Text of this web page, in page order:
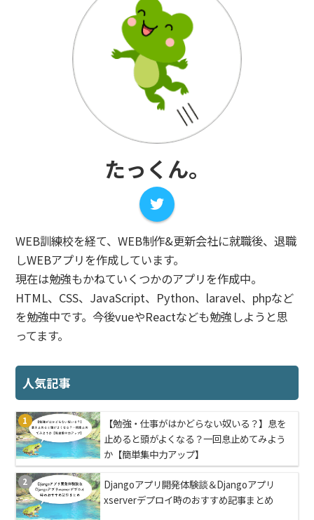
たっくん。
WEB訓練校を経て、WEB制作&更新会社に就職後、退職
しWEBアプリを作成しています。
現在は勉強もかねていくつかのアプリを作成中。
HTML、CSS、JavaScript、Python、laravel、phpなど
を勉強中です。今後vueやReactなども勉強しようと思
ってます。
人気記事
1
【勉強・仕事がはかどらない奴いる？】息を
止めると頭がよくなる？一回息止めてみよう
か【簡単集中力アップ】
2
Djangoアプリ開発体験談＆Djangoアプリ
xserverデプロイ時のおすすめ記事まとめ